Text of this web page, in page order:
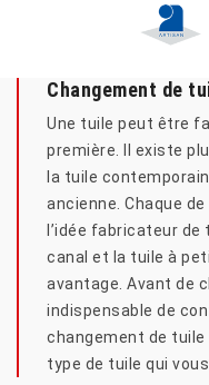
Changement de
Une tuile peut être
première. Il existe
la tuile
ancienne. Chaque
l’idée fabricateur
canal et la tuile à
avantage. Avant de
indispensable de
changement de tuile
type de tuile qui